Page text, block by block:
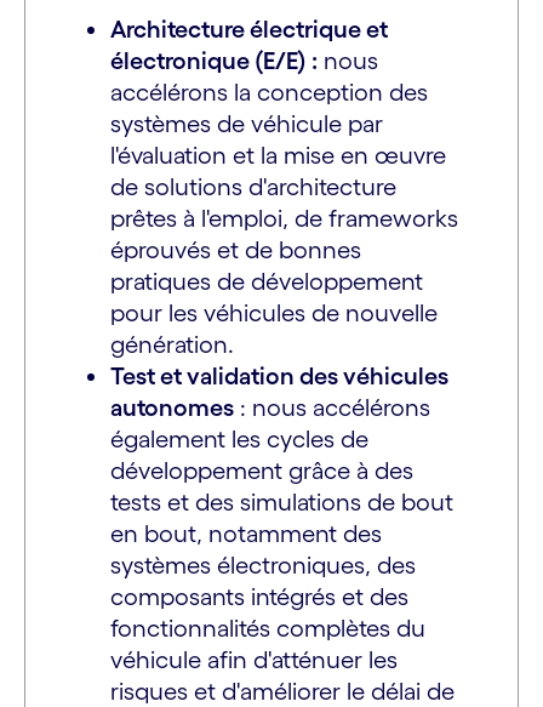
Architecture électrique et
électronique (E/E) : nous
accélérons la conception des
systèmes de véhicule par
l'évaluation et la mise en œuvre
de solutions d'architecture
prêtes à l'emploi, de frameworks
éprouvés et de bonnes
pratiques de développement
pour les véhicules de nouvelle
génération.
Test et validation des véhicules
autonomes : nous accélérons
également les cycles de
développement grâce à des
tests et des simulations de bout
en bout, notamment des
systèmes électroniques, des
composants intégrés et des
fonctionnalités complètes du
véhicule afin d'atténuer les
risques et d'améliorer le délai de